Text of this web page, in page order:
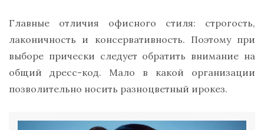
Главные отличия офисного стиля: строгость,
лаконичность и консервативность. Поэтому при
выборе прически следует обратить внимание на
общий дресс-код. Мало в какой организации
позволительно носить разноцветный ирокез.